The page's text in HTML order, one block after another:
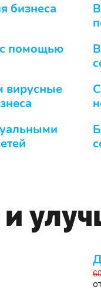
бизнеса
помощью
вирусные